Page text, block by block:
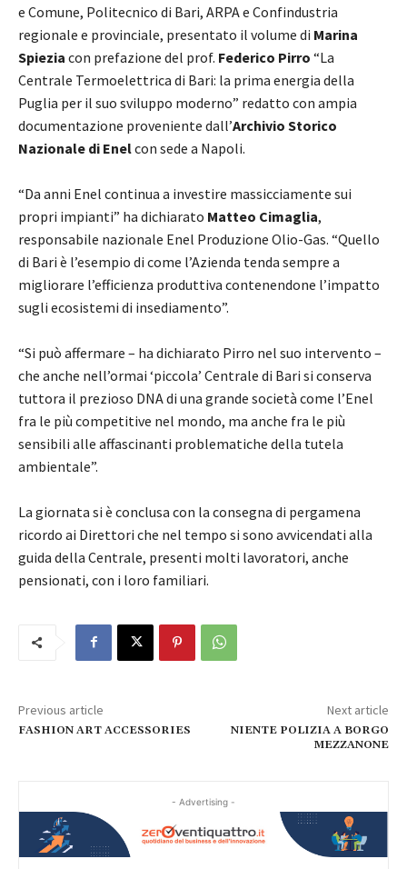
e Comune, Politecnico di Bari, ARPA e Confindustria
regionale e provinciale, presentato il volume di Marina
Spiezia con prefazione del prof. Federico Pirro “La
Centrale Termoelettrica di Bari: la prima energia della
Puglia per il suo sviluppo moderno” redatto con ampia
documentazione proveniente dall’Archivio Storico
Nazionale di Enelcon sede a Napoli.
“Da anni Enel continua a investire massicciamente sui
propri impianti” ha dichiarato Matteo Cimaglia,
responsabile nazionale Enel Produzione Olio-Gas. “Quello
di Bari è l’esempio di come l’Azienda tenda sempre a
migliorare l’efficienza produttiva contenendone l’impatto
sugli ecosistemi di insediamento”.
“Si può affermare – ha dichiarato Pirro nel suo intervento –
che anche nell’ormai ‘piccola’ Centrale di Bari si conserva
tuttora il prezioso DNA di una grande società come l’Enel
fra le più competitive nel mondo, ma anche fra le più
sensibili alle affascinanti problematiche della tutela
ambientale”.
La giornata si è conclusa con la consegna di pergamena
ricordo ai Direttori che nel tempo si sono avvicendati alla
guida della Centrale, presenti molti lavoratori, anche
pensionati, con i loro familiari.
Previous article
FASHION ART ACCESSORIES
Next article
NIENTE POLIZIA A BORGO
MEZZANONE
- Advertising -